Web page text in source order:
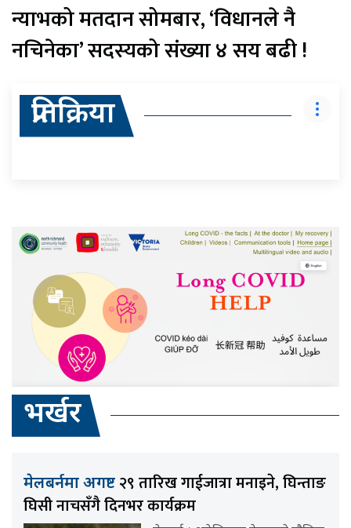
न्याभको मतदान सोमबार, ‘विधानले नै
नचिनेका’ सदस्यको संख्या ४ सय बढी !
प्रतिक्रिया
भर्खर
मेलबर्नमा अगष्ट २९ तारिख गाईजात्रा मनाइने, घिन्ताङ
घिसी नाचसँगै दिनभर कार्यक्रम